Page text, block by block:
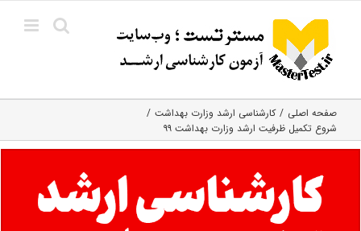
content
صفحه اصلی
کارشناسی ارشد وزارت بهداشت
شروع تکمیل ظرفیت ارشد وزارت بهداشت ۹۹